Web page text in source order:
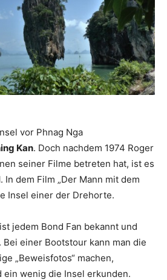
Reiseempfehlungen.
vor Phnag Nga
Kan. Doch nachdem 1974 Roger
seiner Filme betreten hat, ist es
. In dem Film „Der Mann mit dem
Insel einer der Drehorte.
ist jedem Bond Fan bekannt und
einer Bootstour kann man die
„Beweisfotos“ machen,
ein wenig die Insel erkunden.